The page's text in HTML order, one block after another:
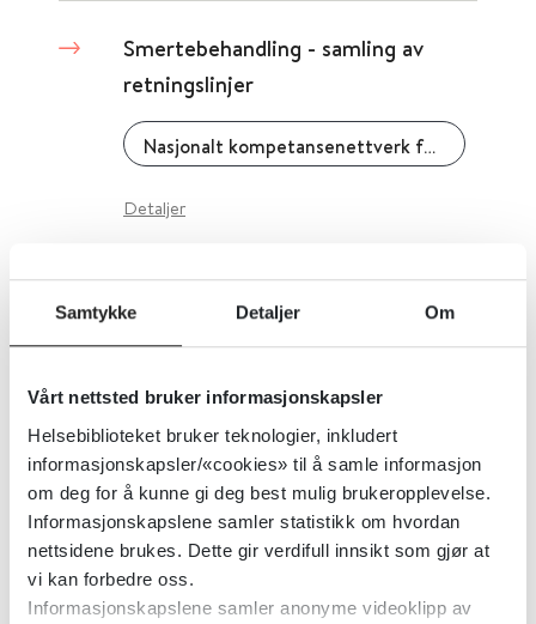
Samtykke Detaljer Om
Vårt nettsted bruker informasjonskapsler
Helsebiblioteket bruker teknologier, inkludert
informasjonskapsler/«cookies» til å samle informasjon
om deg for å kunne gi deg best mulig brukeropplevelse.
Informasjonskapslene samler statistikk om hvordan
nettsidene brukes. Dette gir verdifull innsikt som gjør at
vi kan forbedre oss.
Informasjonskapslene samler anonyme videoklipp av
Smertebehandling - samling av
retningslinjer
Nasjonalt kompetansenettverk for legemidler til barn
Detaljer
Sonde: Administrasjon av
legemidler i sonde/PEG - OUS
Sykehusapotekene HF
Detaljer
Sosiale medier i helsestasjons- og
skolehelsetjenesten